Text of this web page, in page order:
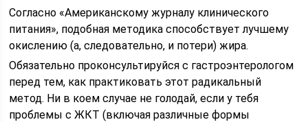
Согласно «Американскому журналу клинического
питания», подобная методика способствует лучшему
окислению (а, следовательно, и потери) жира.
Обязательно проконсультируйся с гастроэнтерологом
перед тем, как практиковать этот радикальный
метод. Ни в коем случае не голодай, если у тебя
проблемы с ЖКТ (включая различные формы